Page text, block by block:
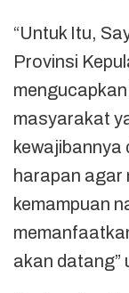
“Untuk Itu,
Provinsi
masyarakat
kewajibannya
harapan agar
kemampuan
akan datang”